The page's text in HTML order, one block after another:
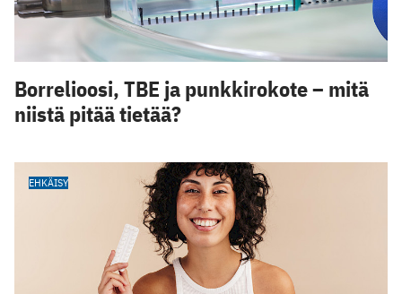
Borrelioosi, TBE ja punkkirokote – mitä
niistä pitää tietää?
EHKÄISY